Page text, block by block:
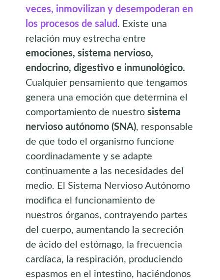
veces, inmovilizan y desempoderan en
los procesos de salud . Existe una
relación muy estrecha entre
emociones, sistema nervioso,
endocrino, digestivo e inmunológico.
Cualquier pensamiento que tengamos
genera una emoción que determina el
comportamiento de nuestrosistema
nervioso autónomo (SNA), responsable
de que todo el organismo funcione
coordinadamente y se adapte
continuamente a las necesidades del
medio. El Sistema Nervioso Autónomo
modifica el funcionamiento de
nuestros órganos, contrayendo partes
del cuerpo, aumentando la secreción
de ácido del estómago, la frecuencia
cardíaca, la respiración, produciendo
espasmos en el intestino, haciéndonos